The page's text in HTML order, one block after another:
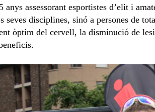
anys assessorant esportistes d’elit i
seves disciplines, sinó a persones de
òptim del cervell, la disminució de